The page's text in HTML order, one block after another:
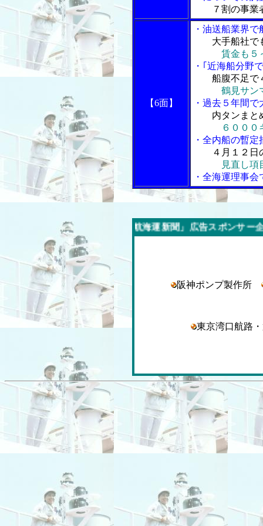
７割の事業
【6面】
・油送船業界
大手船社で
賃金も５
・｢近海船分野
船腹不足で
鶴見サ
・過去５年間
内タンまと
６００
・全内船の暫
４月１２日
見直し項目
・全海運理事
今週の「内航海運新聞」広告スポンサー企業
阪神ポンプ製作所
東京湾口航路